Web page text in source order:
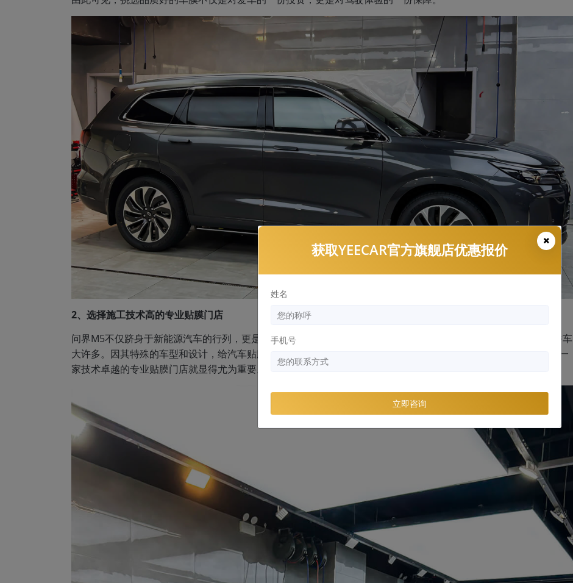
2、选择施工技术高的专业贴膜门店
问界M5不仅跻身于新能源汽车的行列，更是大型SUV的车身造型，无论在车辆体积还是车窗玻璃面积上都比普通轿车
大许多。因其特殊的车型和设计，给汽车贴膜施工带来了更高的挑战，要确保车膜能够充分发挥其防护功能，挑选一
家技术卓越的专业贴膜门店就显得尤为重要。
获取YEECAR官方旗舰店优惠报价
姓名
手机号
立即咨询